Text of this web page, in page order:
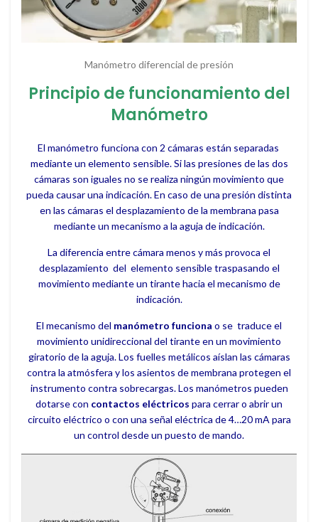
Manómetro diferencial de presión
Principio de funcionamiento del
Manómetro
El manómetro funciona con 2 cámaras están separadas
mediante un elemento sensible. Si las presiones de las dos
cámaras son iguales no se realiza ningún movimiento que
pueda causar una indicación. En caso de una presión distinta
en las cámaras el desplazamiento de la membrana pasa
mediante un mecanismo a la aguja de indicación.
La diferencia entre cámara menos y más provoca el
desplazamiento del elemento sensible traspasando el
movimiento mediante un tirante hacia el mecanismo de
indicación.
El mecanismo del manómetro funciona o se traduce el
movimiento unidireccional del tirante en un movimiento
giratorio de la aguja. Los fuelles metálicos aíslan las cámaras
contra la atmósfera y los asientos de membrana protegen el
instrumento contra sobrecargas. Los manómetros pueden
dotarse con contactos eléctricos para cerrar o abrir un
circuito eléctrico o con una señal eléctrica de 4…20 mA para
un control desde un puesto de mando.